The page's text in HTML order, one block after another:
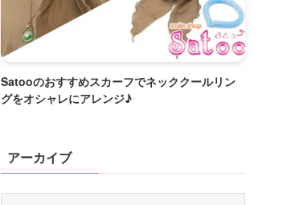
Satooのおすすめスカーフでネッククールリン
グをオシャレにアレンジ♪
アーカイブ